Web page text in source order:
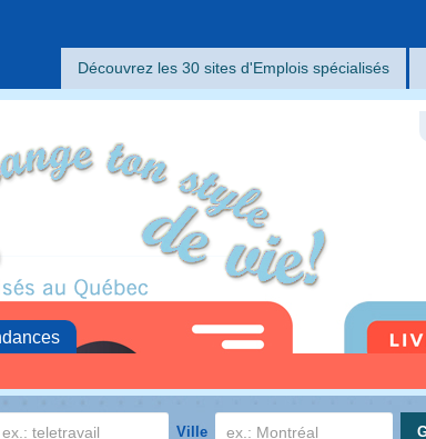
Découvrez les 30 sites d'Emplois spécialisés
Ville